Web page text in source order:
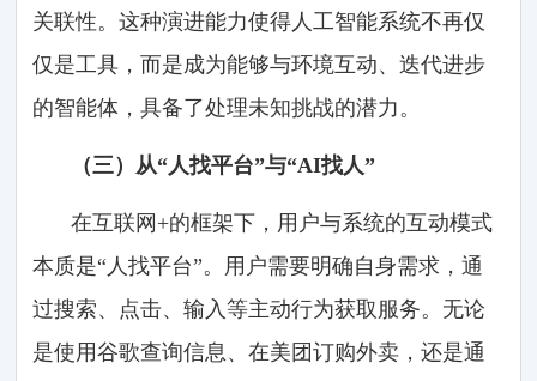
关联性。这种演进能力使得人工智能系统不再仅
仅是工具，而是成为能够与环境互动、迭代进步
的智能体，具备了处理未知挑战的潜力。
（三）从“人找平台”与“AI找人”
在互联网+的框架下，用户与系统的互动模式
本质是“人找平台”。用户需要明确自身需求，通
过搜索、点击、输入等主动行为获取服务。无论
是使用谷歌查询信息、在美团订购外卖，还是通